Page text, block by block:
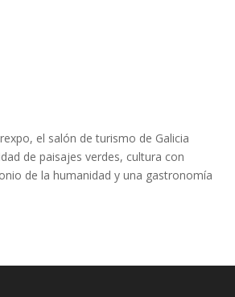
el salón de turismo de Galicia
de paisajes verdes, cultura con
de la humanidad y una gastronomía